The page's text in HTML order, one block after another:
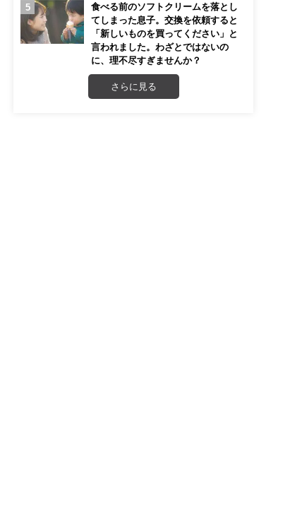
食べる前のソフトクリームを落とし
てしまった息子。交換を依頼すると
「新しいものを買ってください」と
言われました。わざとではないの
に、理不尽すぎませんか？
さらに見る